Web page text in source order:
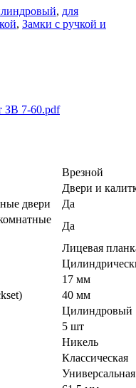
, для
, Замки с ручкой и
ЗВ 7-60.pdf
Врезной
Двери и
двери
Да
Да
Лицевая
17 мм
40 мм
Цилиндровый
5 шт
Никель
Классическая
Универсальная